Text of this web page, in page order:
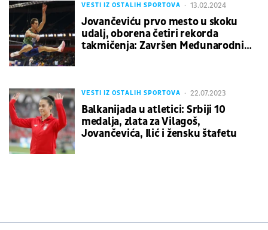
VESTI IZ OSTALIH SPORTOVA 13.02.2024
Jovančeviću prvo mesto u skoku
udalj, oborena četiri rekorda
takmičenja: Završen Međunarodni
VESTI IZ OSTALIH SPORTOVA 22.07.2023
Balkanijada u atletici: Srbiji 10
medalja, zlata za Vilagoš,
Jovančevića, Ilić i žensku štafetu